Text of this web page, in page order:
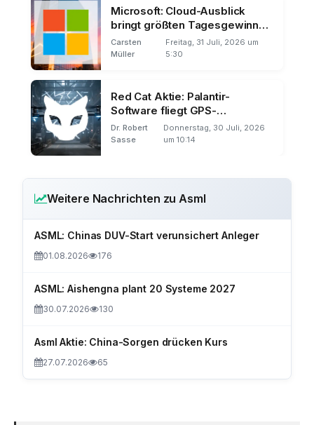
Microsoft: Cloud-Ausblick
bringt größten Tagesgewinn
der Börsengeschichte
Carsten
Müller
Freitag, 31 Juli, 2026 um
5:30
Red Cat Aktie: Palantir-
Software fliegt GPS-
unabhängig
Dr. Robert
Sasse
Donnerstag, 30 Juli, 2026
um 10:14
Weitere Nachrichten zu Asml
ASML: Chinas DUV-Start verunsichert Anleger
01.08.2026 176
ASML: Aishengna plant 20 Systeme 2027
30.07.2026 130
Asml Aktie: China-Sorgen drücken Kurs
27.07.2026 65